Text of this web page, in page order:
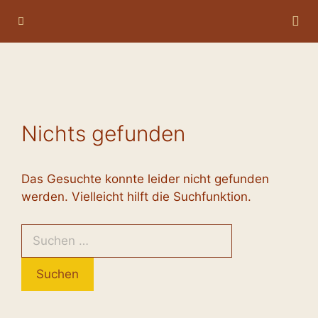
Inhalt
springen
Nichts gefunden
Das Gesuchte konnte leider nicht gefunden
werden. Vielleicht hilft die Suchfunktion.
nach: